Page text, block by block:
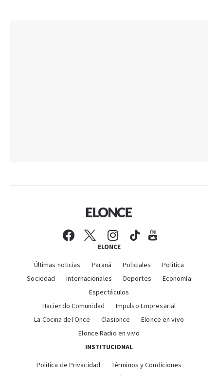
ELONCE
Últimas noticias Paraná Policiales
Política
Sociedad
Internacionales Deportes
Economía
Espectáculos
Haciendo Comunidad
Impulso Empresarial
La Cocina del Once
Clasionce
Elonce en vivo
Elonce Radio en vivo
INSTITUCIONAL
Política de Privacidad
Términos y Condiciones